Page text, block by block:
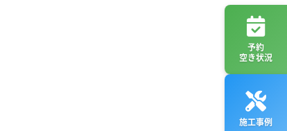
予約
空き状況
施工事例